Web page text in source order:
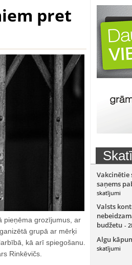
pret
pieņēma grozījumus, ar
grupā ar mērķi
kā arī spiegošanu.
Rinkēvičs.
Vakcinētie
saņems
skatījumi
Valsts
budžetu -
Algu
skatījumi